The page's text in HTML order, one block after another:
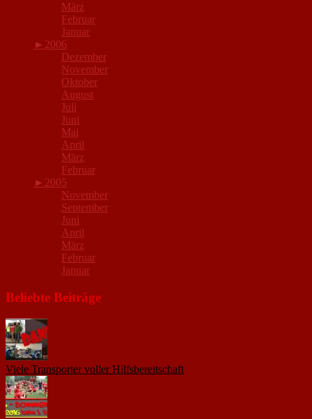
März
Februar
Januar
► 2006
Dezember
November
Oktober
August
Juli
Juni
Mai
April
März
Februar
► 2005
November
September
Juni
April
März
Februar
Januar
Beliebte Beiträge
Viele Transporter voller Hilfsbereitschaft